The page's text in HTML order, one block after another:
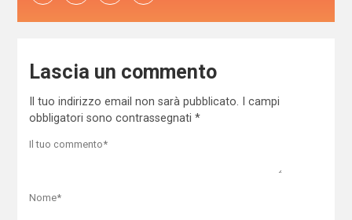
Lascia un commento
Il tuo indirizzo email non sarà pubblicato.
I campi
obbligatori sono contrassegnati *